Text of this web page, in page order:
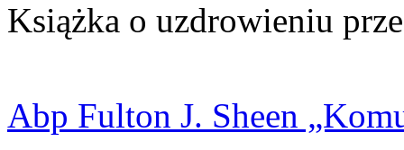
Książka o uzdrowieniu
Abp Fulton J. Sheen